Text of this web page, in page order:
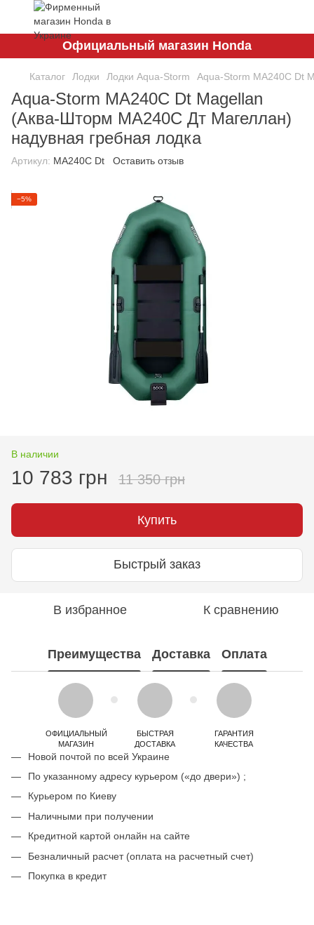
Официальный магазин Honda
Каталог Лодки Лодки Aqua-Storm Aqua-Storm MA240C Dt
Aqua-Storm MA240C Dt Magellan
(Аква-Шторм МА240С Дт Магеллан)
надувная гребная лодка
Артикул: MA240C Dt Оставить отзыв
−5%
В наличии
10 783 грн 11 350 грн
Купить
Быстрый заказ
В избранное К сравнению
Преимущества Доставка Оплата
ОФИЦИАЛЬНЫЙ
МАГАЗИН
БЫСТРАЯ
ДОСТАВКА
ГАРАНТИЯ
КАЧЕСТВА
Новой почтой по всей Украине
По указанному адресу курьером («до двери») ;
Курьером по Киеву
Наличными при получении
Кредитной картой онлайн на сайте
Безналичный расчет (оплата на расчетный счет)
Покупка в кредит